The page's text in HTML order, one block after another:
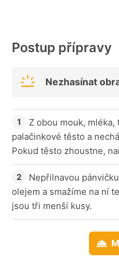
Postup přípravy
Nezhasínat
Z obou mouk,
palačinkové těsto a
Pokud těsto zhoustne,
Nepřilnavou
olejem a smažíme na ní
jsou tři menší kusy.